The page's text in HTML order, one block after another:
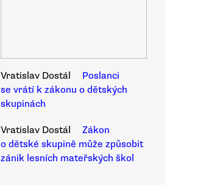
Vratislav Dostál
Poslanci
se vrátí k zákonu o dětských
skupinách
Vratislav Dostál
Zákon
o dětské skupině může způsobit
zánik lesních mateřských škol